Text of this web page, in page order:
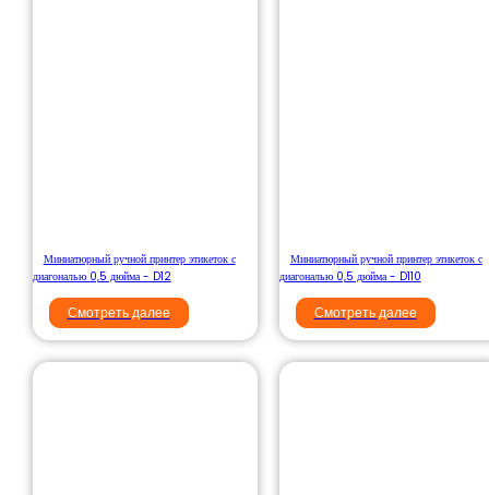
Миниатюрный ручной принтер этикеток с
диагональю 0,5 дюйма - D12
Смотреть далее
Миниатюрный ручной принтер этикеток с
диагональю 0,5 дюйма - D110
Смотреть далее